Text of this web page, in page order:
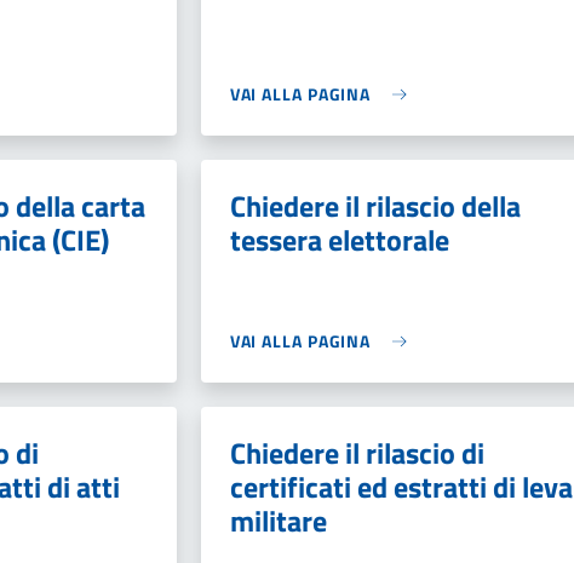
VAI ALLA PAGINA
della carta
(CIE)
Chiedere il rilascio della
tessera elettorale
VAI ALLA PAGINA
di
di atti
Chiedere il rilascio di
certificati ed estratti di leva
militare